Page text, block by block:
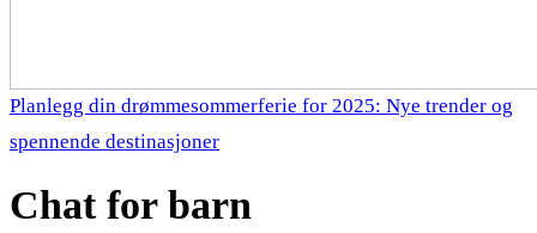
Planlegg din drømmesommerferie for 2025: Nye trender og
spennende destinasjoner
Chat for barn